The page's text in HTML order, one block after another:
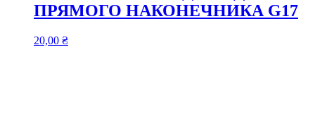
ПРЯМОГО НАКОНЕЧНИКА G17
20,00 ₴